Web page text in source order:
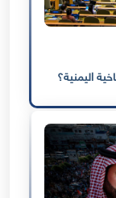
اليمنية؟